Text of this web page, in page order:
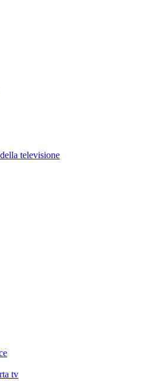
televisione
tv